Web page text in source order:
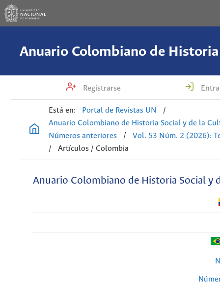
Registrarse
Está en: Portal de Revistas UN
/
Anuario Colombiano de Historia Social y de la
Números anteriores
/
Vol. 53 Núm. 2 (2026):
/
Artículos / Colombia
Anuario Colombiano de Historia Social y